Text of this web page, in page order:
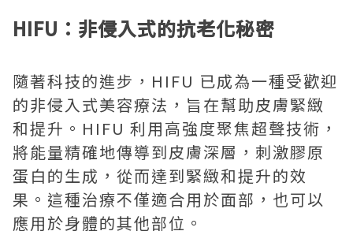
HIFU：非侵入式的抗老化秘密
隨著科技的進步，HIFU 已成為一種受歡迎
的非侵入式美容療法，旨在幫助皮膚緊緻
和提升。HIFU 利用高強度聚焦超聲技術，
將能量精確地傳導到皮膚深層，刺激膠原
蛋白的生成，從而達到緊緻和提升的效
果。這種治療不僅適合用於面部，也可以
應用於身體的其他部位。